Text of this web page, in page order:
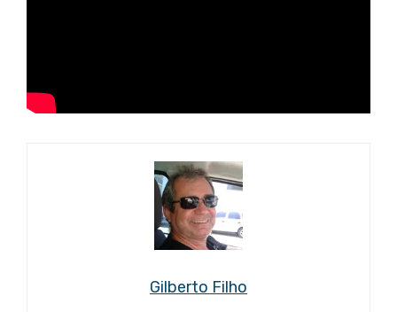
Gilberto Filho